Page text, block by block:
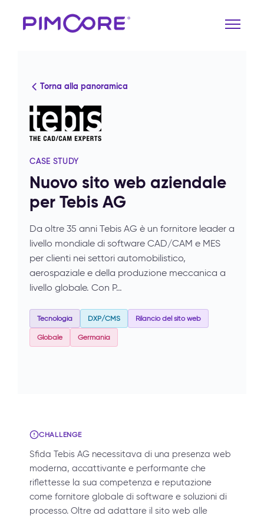
Torna alla panoramica
CASE STUDY
Nuovo sito web aziendale
per Tebis AG
Da oltre 35 anni Tebis AG è un fornitore leader a
livello mondiale di software CAD/CAM e MES
per clienti nei settori automobilistico,
aerospaziale e della produzione meccanica a
livello globale. Con P…
Tecnologia DXP/CMS Rilancio del sito web
Globale Germania
CHALLENGE
Sfida Tebis AG necessitava di una presenza web
moderna, accattivante e performante che
riflettesse la sua competenza e reputazione
come fornitore globale di software e soluzioni di
processo. Oltre ad adattare il sito web alle